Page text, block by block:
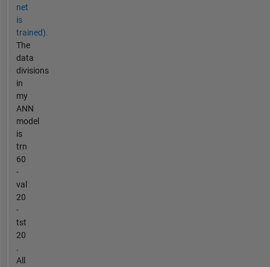
net
is
trained).
The
data
divisions
in
my
ANN
model
is
trn
60
-
val
20
-
tst
20
.
All